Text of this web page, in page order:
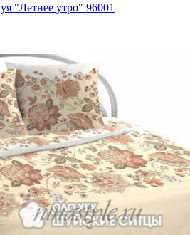
"Летнее утро" 96001